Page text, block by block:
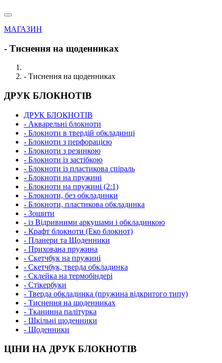
МАГАЗИН
- Тиснення на щоденниках
- Тиснення на щоденниках
ДРУК БЛОКНОТІВ
ДРУК БЛОКНОТІВ
- Акварельні блокноти
- Блокноти в твердій обкладинці
- Блокноти з перфорацією
- Блокноти з резинкою
- Блокноти із застібкою
- Блокноти із пластикова спіраль
- Блокноти на пружині
- Блокноти на пружині (2:1)
- Блокноти, без обкладинки
- Блокноти, пластикова обкладинка
- Зошити
- із Відривними аркушами і обкладинкою
- Крафт блокноти (Еко блокнот)
- Планери та Щоденники
- Прихована пружина
- Скетчбук на пружині
- Скетчбук, тверда обкладинка
- Склейка на термобіндері
- Стікербуки
- Тверда обкладинка (пружина відкритого типу)
- Тиснення на щоденниках
- Тканинна палітурка
- Шкільні щоденники
- Щоденники
ЦІНИ НА ДРУК БЛОКНОТІВ